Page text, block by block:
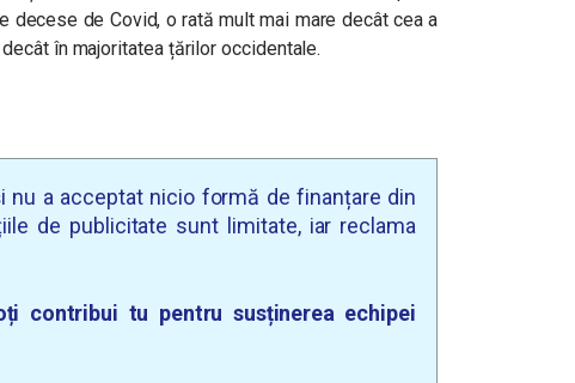
decese de Covid, o rată mult mai mare decât cea a
în majoritatea țărilor occidentale.
nu a acceptat nicio formă de finanțare din
de publicitate sunt limitate, iar reclama
contribui tu pentru susținerea echipei